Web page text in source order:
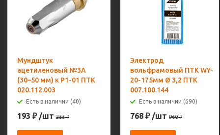
Мундштук
ацетиленовый №3А
(30–50 мм) к Р1-01 ПТК
020.112.003
Есть в наличии (40)
193 ₽ /шт 255₽
Электрод
вольфрамовый ПТК WY-
20-175мм Ø 3,2 ПТК
007.100.144
Есть в наличии (690)
768 ₽ /шт 960₽